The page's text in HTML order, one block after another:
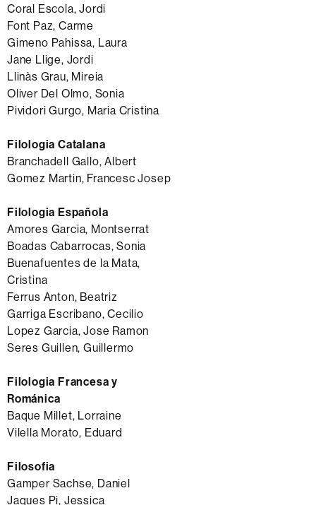
Coral Escola, Jordi
Font Paz, Carme
Gimeno Pahissa, Laura
Jane Llige, Jordi
Llinàs Grau, Mireia
Oliver Del Olmo, Sonia
Pividori Gurgo, Maria Cristina
Filologia Catalana
Branchadell Gallo, Albert
Gomez Martin, Francesc Josep
Filologia Española
Amores Garcia, Montserrat
Boadas Cabarrocas, Sonia
Buenafuentes de la Mata,
Cristina
Ferrus Anton, Beatriz
Garriga Escribano, Cecilio
Lopez Garcia, Jose Ramon
Seres Guillen, Guillermo
Filologia Francesa y
Románica
Baque Millet, Lorraine
Vilella Morato, Eduard
Filosofia
Gamper Sachse, Daniel
Jaques Pi, Jessica